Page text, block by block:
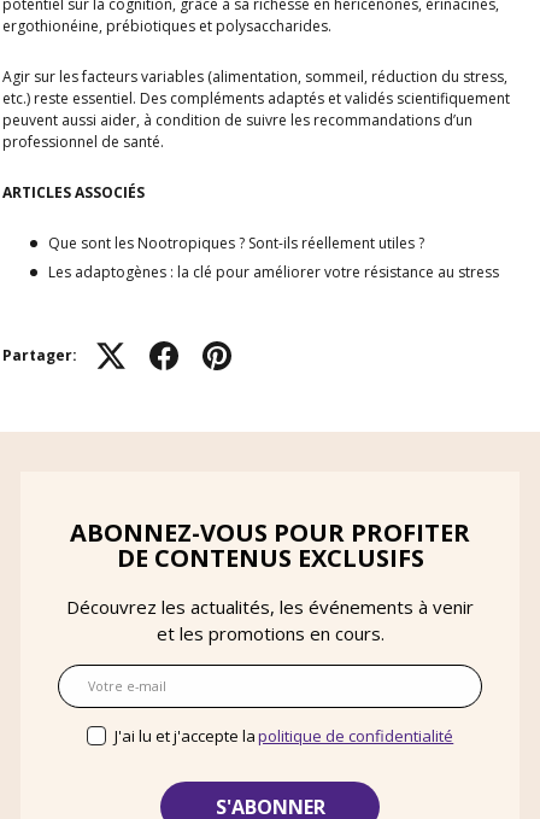
potentiel sur la cognition, grâce à sa richesse en hericénones, érinacines,
ergothionéine, prébiotiques et polysaccharides.
Agir sur les facteurs variables (alimentation, sommeil, réduction du stress,
etc.) reste essentiel. Des compléments adaptés et validés scientifiquement
peuvent aussi aider, à condition de suivre les recommandations d’un
professionnel de santé.
ARTICLES ASSOCIÉS
Que sont les Nootropiques ? Sont-ils réellement utiles ?
Les adaptogènes : la clé pour améliorer votre résistance au stress
Partager:
ABONNEZ-VOUS POUR PROFITER
DE CONTENUS EXCLUSIFS
Découvrez les actualités, les événements à venir
et les promotions en cours.
E-mail
J'ai lu et j'accepte lapolitique de confidentialité